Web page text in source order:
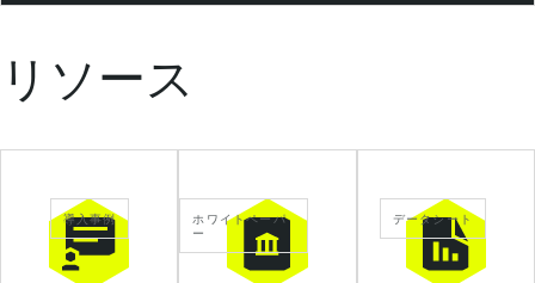
b
e
V
u
リソース
導入事例
ホワイトペーパ
ー
データシート